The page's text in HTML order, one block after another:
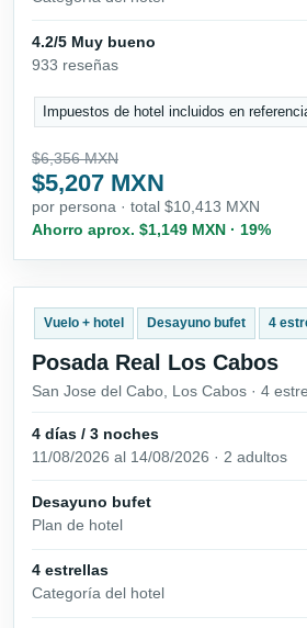
4.2/5 Muy bueno
933 reseñas
Impuestos de hotel incluidos en
$6,356 MXN
$5,207 MXN
por persona · total $10,413 MXN
Ahorro aprox. $1,149 MXN · 19%
Vuelo + hotel Desayuno bufet 4
Posada Real Los Cabos
San Jose del Cabo, Los Cabos · 4
4 días / 3 noches
11/08/2026 al 14/08/2026 · 2 adultos
Desayuno bufet
Plan de hotel
4 estrellas
Categoría del hotel